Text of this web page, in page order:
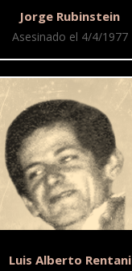
Jorge Rubinstein
Asesinado el 4/4/1977
Luis Alberto Rentani